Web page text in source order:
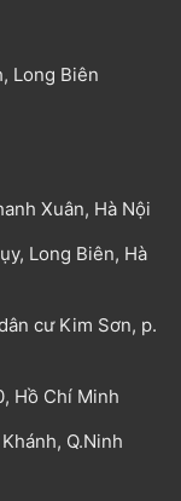
Long Biên
Xuân, Hà Nội
Long Biên, Hà
cư Kim Sơn, p.
Hồ Chí Minh
Q.Ninh